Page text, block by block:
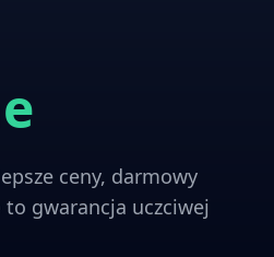
ceny, darmowy
to gwarancja uczciwej